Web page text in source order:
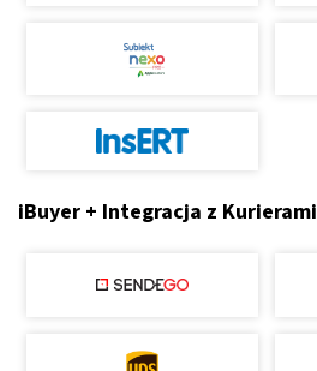
iBuyer + Integracja z Kurierami